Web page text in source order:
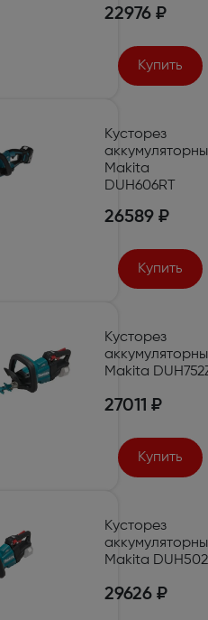
22976 ₽
Купить
Кусторез
Makita
DUH606RT
26589 ₽
Купить
Кусторез
Makita
27011 ₽
Купить
Кусторез
Makita
29626 ₽